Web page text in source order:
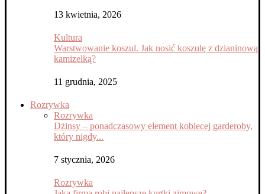
13 kwietnia, 2026
Kultura
Warstwowanie koszul. Jak nosić koszulę z dzianinową
kamizelką?
11 grudnia, 2025
Rozrywka
Rozrywka
Dżinsy – ponadczasowy element kobiecej garderoby,
który nigdy...
7 stycznia, 2026
Rozrywka